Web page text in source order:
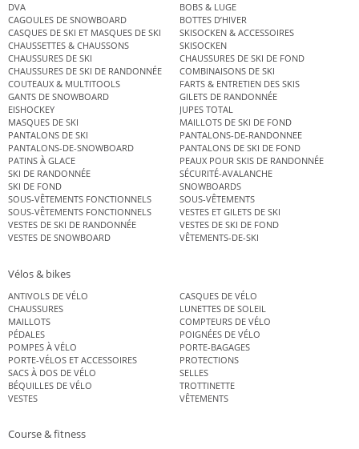
DVA
BOBS & LUGE
CAGOULES DE SNOWBOARD
BOTTES D’HIVER
CASQUES DE SKI ET MASQUES DE SKI
SKISOCKEN & ACCESSOIRES
CHAUSSETTES & CHAUSSONS
SKISOCKEN
CHAUSSURES DE SKI
CHAUSSURES DE SKI DE FOND
CHAUSSURES DE SKI DE RANDONNÉE
COMBINAISONS DE SKI
COUTEAUX & MULTITOOLS
FARTS & ENTRETIEN DES SKIS
GANTS DE SNOWBOARD
GILETS DE RANDONNÉE
EISHOCKEY
JUPES TOTAL
MASQUES DE SKI
MAILLOTS DE SKI DE FOND
PANTALONS DE SKI
PANTALONS-DE-RANDONNEE
PANTALONS-DE-SNOWBOARD
PANTALONS DE SKI DE FOND
PATINS À GLACE
PEAUX POUR SKIS DE RANDONNÉE
SKI DE RANDONNÉE
SÉCURITÉ-AVALANCHE
SKI DE FOND
SNOWBOARDS
SOUS-VÊTEMENTS FONCTIONNELS
SOUS-VÊTEMENTS
SOUS-VÊTEMENTS FONCTIONNELS
VESTES ET GILETS DE SKI
VESTES DE SKI DE RANDONNÉE
VESTES DE SKI DE FOND
VESTES DE SNOWBOARD
VÊTEMENTS-DE-SKI
Vélos & bikes
ANTIVOLS DE VÉLO
CASQUES DE VÉLO
CHAUSSURES
LUNETTES DE SOLEIL
MAILLOTS
COMPTEURS DE VÉLO
PÉDALES
POIGNÉES DE VÉLO
POMPES À VÉLO
PORTE-BAGAGES
PORTE-VÉLOS ET ACCESSOIRES
PROTECTIONS
SACS À DOS DE VÉLO
SELLES
BÉQUILLES DE VÉLO
TROTTINETTE
VESTES
VÊTEMENTS
Course & fitness